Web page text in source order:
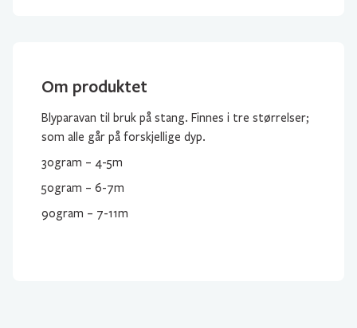
Om produktet
Blyparavan til bruk på stang. Finnes i tre størrelser;
som alle går på forskjellige dyp.
30gram – 4-5m
50gram – 6-7m
90gram – 7-11m